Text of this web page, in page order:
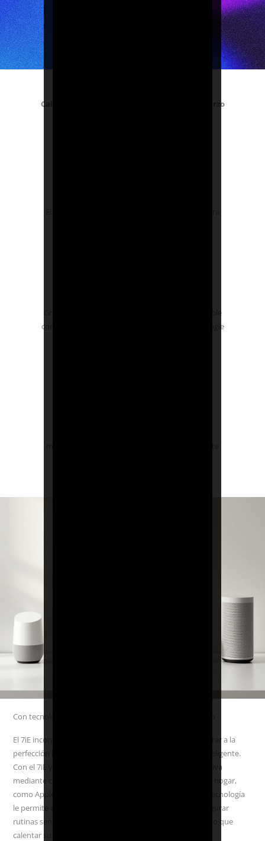
Calefacción inteligente & Conexión sin esfuerzo
Gracias a su tecnología Matter, el 7iE es compatible
con plataformas inteligentes como de Apple, Google
Con tecnología Matter para una conectividad sin esfuerzo
El 7iE incorpora la avanzada tecnología Matter para integrar a la
perfección la calefacción en el ecosistema de tu hogar inteligente.
Con el 7iE y Matter, puedes disfrutar de una calidez intuitiva
mediante cualquier dispositivo conectado a Matter en tu hogar,
como Apple Home, Google Home y Amazon Alexa. Esta tecnología
le permite controlar la calefacción con solo la voz o configurar
rutinas sencillas desde una plataforma universal, haciendo que
calentar su hogar sea una experiencia sencilla.